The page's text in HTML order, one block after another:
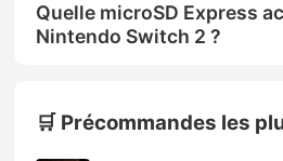
Quelle microSD Express
Nintendo Switch 2 ?
🛒 Précommandes les